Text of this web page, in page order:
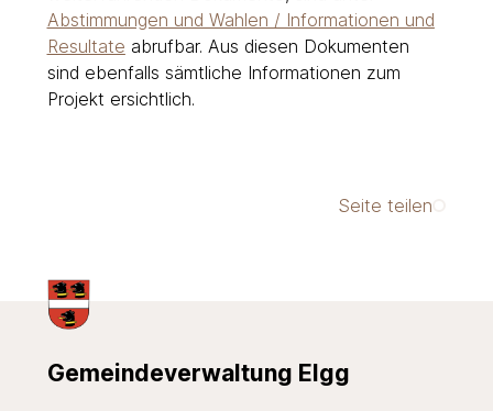
Abstimmungen und Wahlen / Informationen und
Resultate abrufbar. Aus diesen Dokumenten
sind ebenfalls sämtliche Informationen zum
Projekt ersichtlich.
Seite teilen
Footer
Gemeindeverwaltung Elgg